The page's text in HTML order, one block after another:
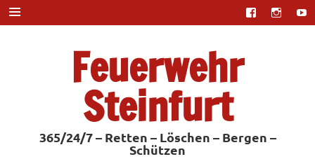
Zum
Inhalt
springen
Feuerwehr
Steinfurt
365/24/7 – Retten – Löschen – Bergen –
Schützen